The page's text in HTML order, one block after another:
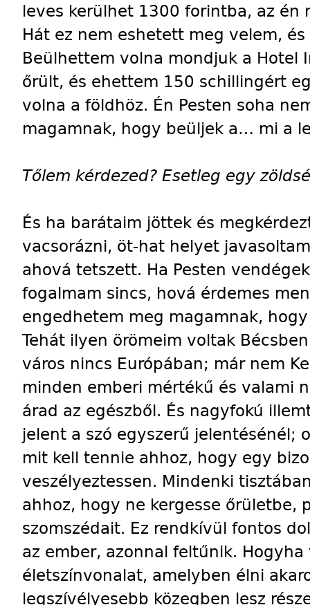
leves kerülhet 1300 forintba, az
Hát ez nem eshetett meg velem,
Beülhettem volna mondjuk a Hotel
őrült, és ehettem 150 schillingért
volna a földhöz. Én Pesten soha
magamnak, hogy beüljek a… mi a
Tőlem kérdezed? Esetleg egy
És ha barátaim jöttek és
vacsorázni, öt-hat helyet
ahová tetszett. Ha Pesten
fogalmam sincs, hová érdemes
engedhetem meg magamnak,
Tehát ilyen örömeim voltak
város nincs Európában; már nem
minden emberi mértékű és valami
árad az egészből. És nagyfokú
jelent a szó egyszerű jelentésénél;
mit kell tennie ahhoz, hogy egy
veszélyeztessen. Mindenki
ahhoz, hogy ne kergesse őrületbe,
szomszédait. Ez rendkívül fontos
az ember, azonnal feltűnik.
életszínvonalat, amelyben élni
legszívélyesebb közegben lesz